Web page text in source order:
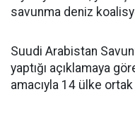
savunma deniz
Suudi Arabistan
yaptığı açıklamaya
amacıyla 14 ülke